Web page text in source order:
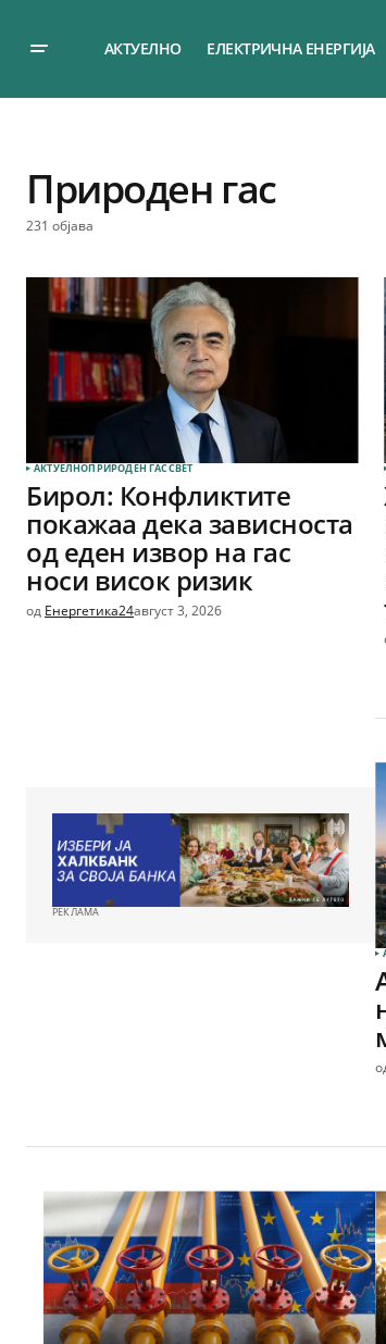
АКТУЕЛНО ЕЛЕКТРИЧНА ЕНЕРГИЈА
Природен гас
231 објава
АКТУЕЛНОПРИРОДЕН ГАССВЕТ
Бирол: Конфликтите
покажаа дека зависноста
од еден извор на гас
носи висок ризик
од Енергетика24август 3, 2026
РЕКЛАМА